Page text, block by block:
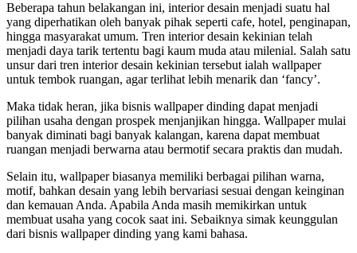
Beberapa tahun belakangan ini, interior desain menjadi suatu hal
yang diperhatikan oleh banyak pihak seperti cafe, hotel, penginapan,
hingga masyarakat umum. Tren interior desain kekinian telah
menjadi daya tarik tertentu bagi kaum muda atau milenial. Salah satu
unsur dari tren interior desain kekinian tersebut ialah wallpaper
untuk tembok ruangan, agar terlihat lebih menarik dan ‘fancy’.
Maka tidak heran, jika bisnis wallpaper dinding dapat menjadi
pilihan usaha dengan prospek menjanjikan hingga. Wallpaper mulai
banyak diminati bagi banyak kalangan, karena dapat membuat
ruangan menjadi berwarna atau bermotif secara praktis dan mudah.
Selain itu, wallpaper biasanya memiliki berbagai pilihan warna,
motif, bahkan desain yang lebih bervariasi sesuai dengan keinginan
dan kemauan Anda. Apabila Anda masih memikirkan untuk
membuat usaha yang cocok saat ini. Sebaiknya simak keunggulan
dari bisnis wallpaper dinding yang kami bahasa.